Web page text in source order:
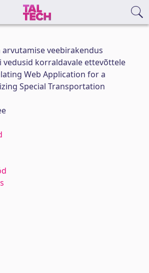
arvutamise veebirakendus
korraldavale ettevõttele
Web Application for a
Special Transportation